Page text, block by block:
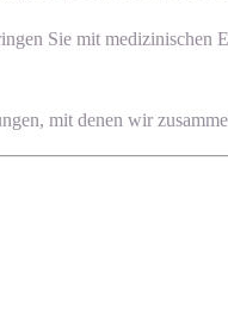
Sie mit medizinischen
mit denen wir